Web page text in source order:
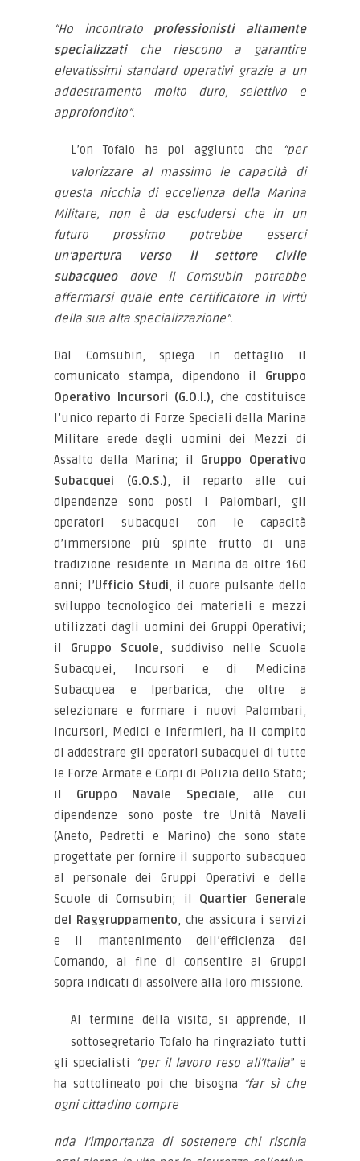
“Ho incontrato professionisti altamente
specializzatiche riescono a garantire
elevatissimi standard operativi grazie a un
addestramento molto duro, selettivo e
approfondito”.
L’on Tofalo ha poi aggiunto che
“per
valorizzare al massimo le capacità di
questa nicchia di eccellenza della Marina
Militare, non è da escludersi che in un
futuro prossimo potrebbe esserci
un’apertura verso il settore civile
subacqueodove il Comsubin potrebbe
affermarsi quale ente certificatore in virtù
della sua alta specializzazione”.
Dal Comsubin, spiega in dettaglio il
comunicato stampa, dipendono il Gruppo
Operativo Incursori (G.O.I.), che costituisce
l’unico reparto di Forze Speciali della Marina
Militare erede degli uomini dei Mezzi di
Assalto della Marina; il Gruppo Operativo
Subacquei (G.O.S.), il reparto alle cui
dipendenze sono posti i Palombari, gli
operatori subacquei con le capacità
d’immersione più spinte frutto di una
tradizione residente in Marina da oltre 160
anni; l’Ufficio Studi, il cuore pulsante dello
sviluppo tecnologico dei materiali e mezzi
utilizzati dagli uomini dei Gruppi Operativi;
il Gruppo Scuole, suddiviso nelle Scuole
Subacquei, Incursori e di Medicina
Subacquea e Iperbarica, che oltre a
selezionare e formare i nuovi Palombari,
Incursori, Medici e Infermieri, ha il compito
di addestrare gli operatori subacquei di tutte
le Forze Armate e Corpi di Polizia dello Stato;
il Gruppo Navale Speciale, alle cui
dipendenze sono poste tre Unità Navali
(Aneto, Pedretti e Marino) che sono state
progettate per fornire il supporto subacqueo
al personale dei Gruppi Operativi e delle
Scuole di Comsubin; il Quartier Generale
del Raggruppamento, che assicura i servizi
e il mantenimento dell’efficienza del
Comando, al fine di consentire ai Gruppi
sopra indicati di assolvere alla loro missione.
Al termine della visita, si apprende, il
sottosegretario Tofalo ha ringraziato tutti
gli specialisti
“per il lavoro reso all’Italia” e
ha sottolineato poi che bisogna “far sì che
ogni cittadino compre
nda l’importanza di sostenere chi rischia